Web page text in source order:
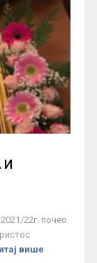
И
22г. почео
више